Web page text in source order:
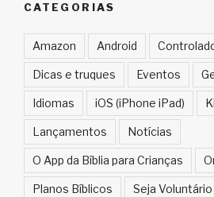
CATEGORIAS
Amazon Android
Dicas e truques Eventos
Idiomas iOS (iPhone iPad)
Lançamentos Notícias
O App da Bíblia para Crianças
Planos Bíblicos Seja Voluntário